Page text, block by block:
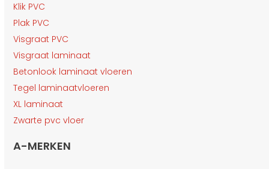
Klik PVC
Plak PVC
Visgraat PVC
Visgraat laminaat
Betonlook laminaat vloeren
Tegel laminaatvloeren
XL laminaat
Zwarte pvc vloer
A-MERKEN